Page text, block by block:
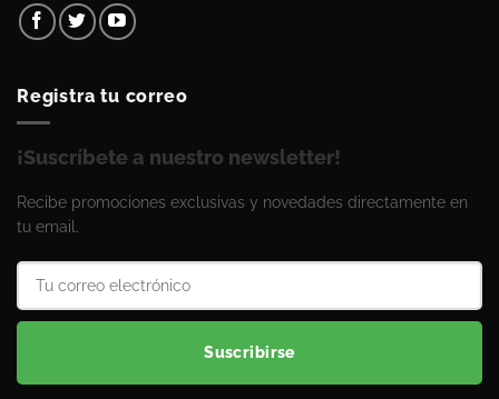
Registra tu correo
¡Suscríbete a nuestro newsletter!
Recibe promociones exclusivas y novedades directamente en
tu email.
Suscribirse